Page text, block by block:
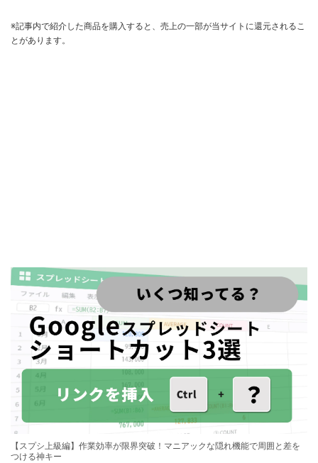
※記事内で紹介した商品を購入すると、売上の一部が当サイトに還元されるこ
とがあります。
【スプシ上級編】作業効率が限界突破！マニアックな隠れ機能で周囲と差を
つける神キー